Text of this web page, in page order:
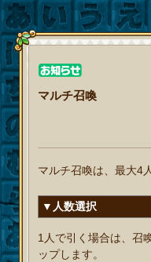
マルチ召喚
マルチ召喚は、最大4
▼人数選択
1人で引く場合は、召
ップします。